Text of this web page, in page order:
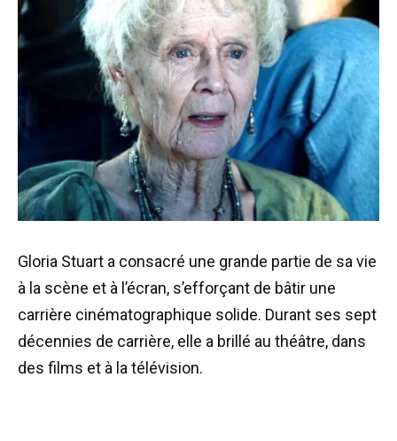
Gloria Stuart a consacré une grande partie de sa vie
à la scène et à l’écran, s’efforçant de bâtir une
carrière cinématographique solide. Durant ses sept
décennies de carrière, elle a brillé au théâtre, dans
des films et à la télévision.